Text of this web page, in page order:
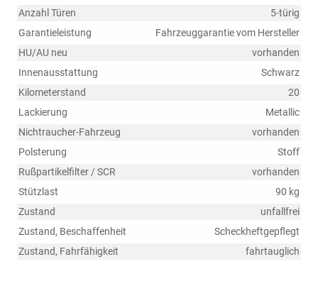
Anzahl Türen
5-türig
Garantieleistung
Fahrzeuggarantie vom Hersteller
HU/AU neu
vorhanden
Innenausstattung
Schwarz
Kilometerstand
20
Lackierung
Metallic
Nichtraucher-Fahrzeug
vorhanden
Polsterung
Stoff
Rußpartikelfilter / SCR
vorhanden
Stützlast
90 kg
Zustand
unfallfrei
Zustand, Beschaffenheit
Scheckheftgepflegt
Zustand, Fahrfähigkeit
fahrtauglich